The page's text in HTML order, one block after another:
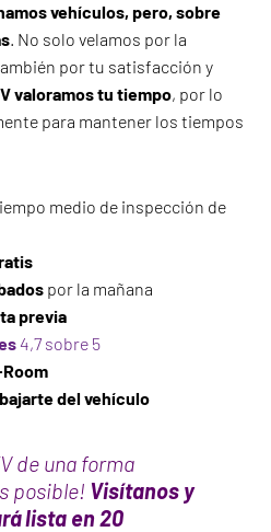
vehículos, pero, sobre
. No solo velamos por la
por tu satisfacción y
valoramos tu tiempo, por lo
para mantener los tiempos
medio de inspección de
por la mañana
previa
4,7 sobre 5
del vehículo
de una forma
posible! Visítanos y
lista en 20